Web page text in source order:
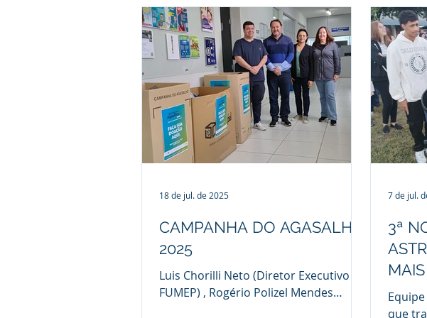
Ensino de Piracicaba) e vinculado à
Prefeitura de Piracicaba, iniciou no dia
9 de outubro um curso de capacitação
voltado a colaboradores da empresa
Dan Power Caldeiras. Capacitação
trará benefícios diretos aos projetos
da empresa Cerca de 20 profissionais
participam do curso de AutoDesk
Revit, com foco na modelagem de
informações da co
CAMPANHA DO AGASALHO
2025
Luis Chorilli Neto (Diretor Executivo
FUMEP) , Rogério Polizel Mendes
18 de jul. de 2025
3ª
que
7 de jul.